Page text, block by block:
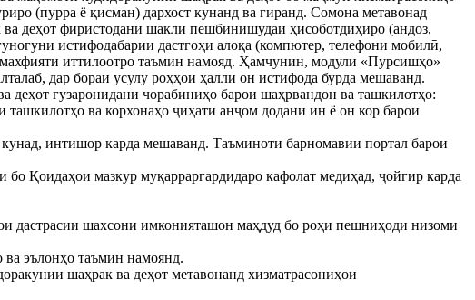
(пурра ё қисман) дархост кунанд ва гиранд. Сомона метавонад
деҳот фиристодани шакли пешбинишудаи ҳисоботдиҳиро (андоз,
истифодабарии дастгоҳи алоқа (компютер, телефони мобилӣ,
иттилоотро таъмин намояд. Ҳамчунин, модули «Пурсишҳо»
дар бораи усулу роҳҳои ҳалли он истифода бурда мешаванд.
деҳот гузаронидани чорабиниҳо барои шаҳрвандон ва ташкилотҳо:
ва корхонаҳо ҷиҳати анҷом додани ин ё он кор барои
интишор карда мешаванд. Таъминоти барномавии портал барои
Қоидаҳои мазкур муқарраргардидаро кафолат медиҳад, ҷойгир карда
дастрасии шахсони имконияташон маҳдуд бо роҳи пешниҳоди низоми
эълонҳо таъмин намоянд.
шаҳрак ва деҳот метавонанд хизматрасониҳои